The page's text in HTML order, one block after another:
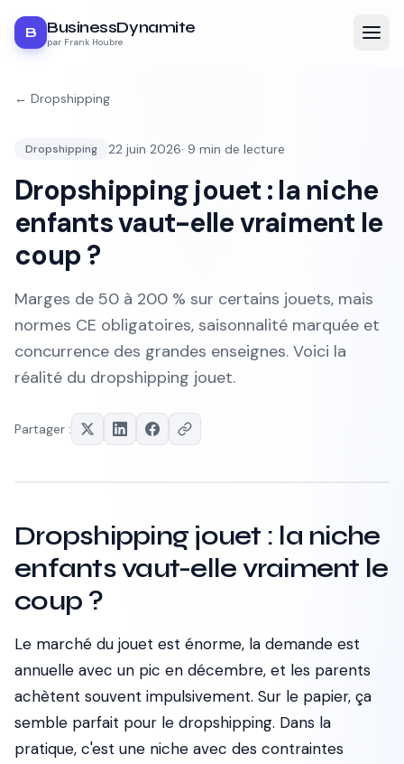
B BusinessDynamite
par Frank Houbre
← Dropshipping
Dropshipping 22 juin 2026· 9 min de lecture
Dropshipping jouet : la niche
enfants vaut-elle vraiment le
coup ?
Marges de 50 à 200 % sur certains jouets, mais
normes CE obligatoires, saisonnalité marquée et
concurrence des grandes enseignes. Voici la
réalité du dropshipping jouet.
Partager :
Dropshipping jouet : la niche
enfants vaut-elle vraiment le
coup ?
Le marché du jouet est énorme, la demande est
annuelle avec un pic en décembre, et les parents
achètent souvent impulsivement. Sur le papier, ça
semble parfait pour le dropshipping. Dans la
pratique, c'est une niche avec des contraintes